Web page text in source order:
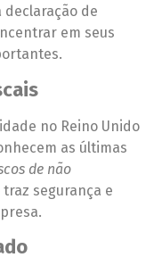
de
em seus
no Reino Unido
as últimas
de não
segurança e